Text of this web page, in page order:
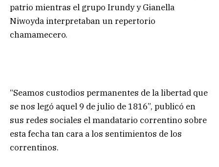
patrio mientras el grupo Irundy y Gianella
Niwoyda interpretaban un repertorio
chamamecero.
“Seamos custodios permanentes de la libertad que
se nos legó aquel 9 de julio de 1816”, publicó en
sus redes sociales el mandatario correntino sobre
esta fecha tan cara a los sentimientos de los
correntinos.